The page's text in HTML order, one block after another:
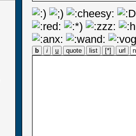
b i u quote list [*] url